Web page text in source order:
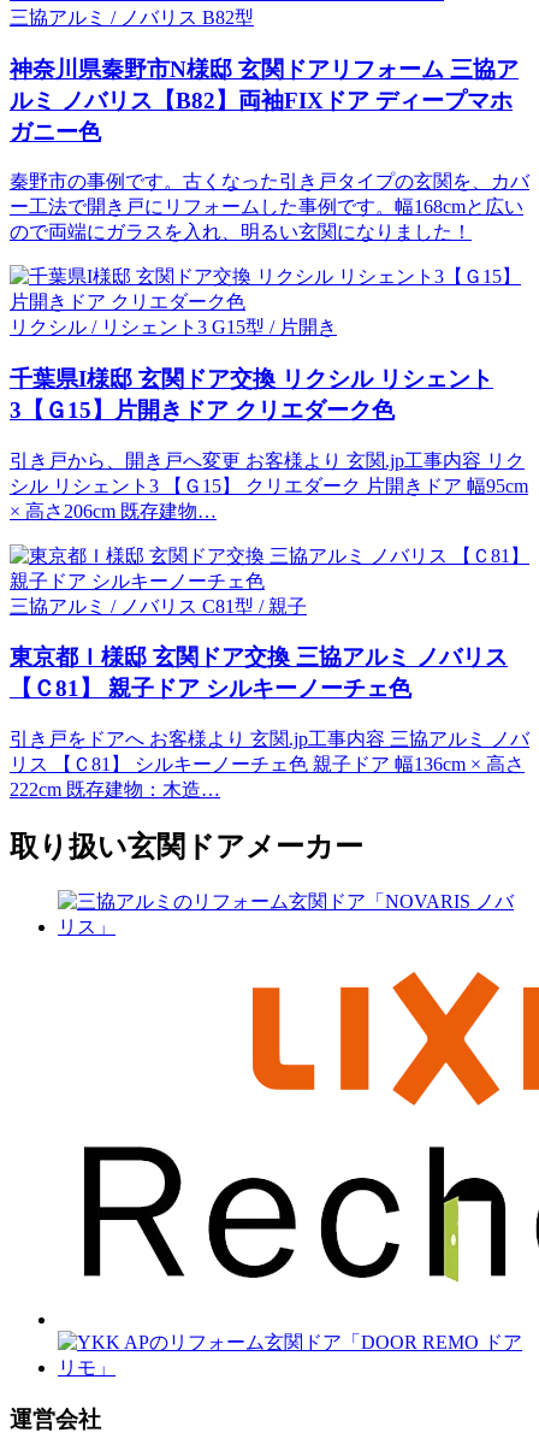
三協アルミ / ノバリス B82型
神奈川県秦野市N様邸 玄関ドアリフォーム 三協ア
ルミ ノバリス【B82】両袖FIXドア ディープマホ
ガニー色
秦野市の事例です。古くなった引き戸タイプの玄関を、カバ
ー工法で開き戸にリフォームした事例です。幅168cmと広い
ので両端にガラスを入れ、明るい玄関になりました！
リクシル / リシェント3 G15型 / 片開き
千葉県I様邸 玄関ドア交換 リクシル リシェント
3【Ｇ15】片開きドア クリエダーク色
引き戸から、開き戸へ変更 お客様より 玄関.jp工事内容 リク
シル リシェント3 【Ｇ15】 クリエダーク 片開きドア 幅95cm
× 高さ206cm 既存建物…
三協アルミ / ノバリス C81型 / 親子
東京都Ｉ様邸 玄関ドア交換 三協アルミ ノバリス
【Ｃ81】 親子ドア シルキーノーチェ色
引き戸をドアへ お客様より 玄関.jp工事内容 三協アルミ ノバ
リス 【Ｃ81】 シルキーノーチェ色 親子ドア 幅136cm × 高さ
222cm 既存建物：木造…
取り扱い玄関ドアメーカー
運営会社